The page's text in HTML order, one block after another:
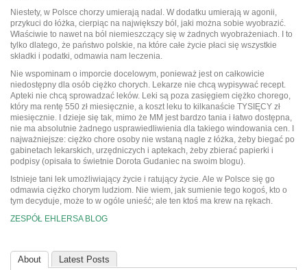
Niestety, w Polsce chorzy umierają nadal. W dodatku umierają w agonii,
przykuci do łóżka, cierpiąc na największy ból, jaki można sobie wyobrazić.
Właściwie to nawet na ból niemieszczący się w żadnych wyobrażeniach. I to
tylko dlatego, że państwo polskie, na które całe życie płaci się wszystkie
składki i podatki, odmawia nam leczenia.
Nie wspominam o imporcie docelowym, ponieważ jest on całkowicie
niedostępny dla osób ciężko chorych. Lekarze nie chcą wypisywać recept.
Apteki nie chcą sprowadzać leków. Leki są poza zasięgiem ciężko chorego,
który ma rentę 550 zł miesięcznie, a koszt leku to kilkanaście TYSIĘCY zł
miesięcznie. I dzieje się tak, mimo że MM jest bardzo tania i łatwo dostępna,
nie ma absolutnie żadnego usprawiedliwienia dla takiego windowania cen. I
najważniejsze: ciężko chore osoby nie wstaną nagle z łóżka, żeby biegać po
gabinetach lekarskich, urzędniczych i aptekach, żeby zbierać papierki i
podpisy (opisała to świetnie Dorota Gudaniec na swoim blogu).
Istnieje tani lek umożliwiający życie i ratujący życie. Ale w Polsce się go
odmawia ciężko chorym ludziom. Nie wiem, jak sumienie tego kogoś, kto o
tym decyduje, może to w ogóle unieść; ale ten ktoś ma krew na rękach.
ZESPÓŁ EHLERSA BLOG
About Latest Posts